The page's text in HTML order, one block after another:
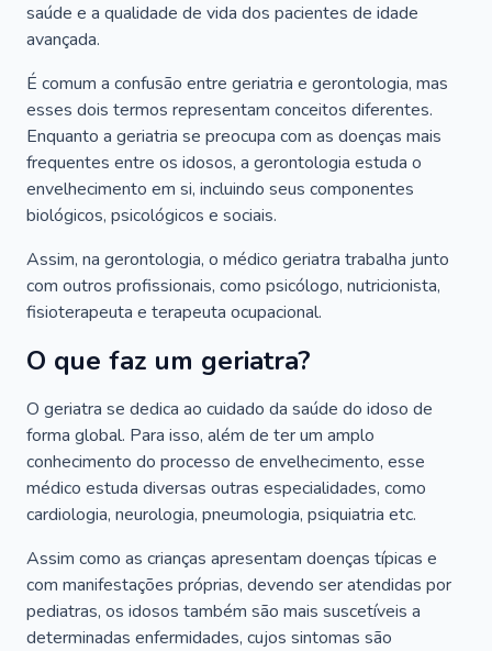
saúde e a qualidade de vida dos pacientes de idade
avançada.
É comum a confusão entre geriatria e gerontologia, mas
esses dois termos representam conceitos diferentes.
Enquanto a geriatria se preocupa com as doenças mais
frequentes entre os idosos, a gerontologia estuda o
envelhecimento em si, incluindo seus componentes
biológicos, psicológicos e sociais.
Assim, na gerontologia, o médico geriatra trabalha junto
com outros profissionais, como psicólogo, nutricionista,
fisioterapeuta e terapeuta ocupacional.
O que faz um geriatra?
O geriatra se dedica ao cuidado da saúde do idoso de
forma global. Para isso, além de ter um amplo
conhecimento do processo de envelhecimento, esse
médico estuda diversas outras especialidades, como
cardiologia, neurologia, pneumologia, psiquiatria etc.
Assim como as crianças apresentam doenças típicas e
com manifestações próprias, devendo ser atendidas por
pediatras, os idosos também são mais suscetíveis a
determinadas enfermidades, cujos sintomas são